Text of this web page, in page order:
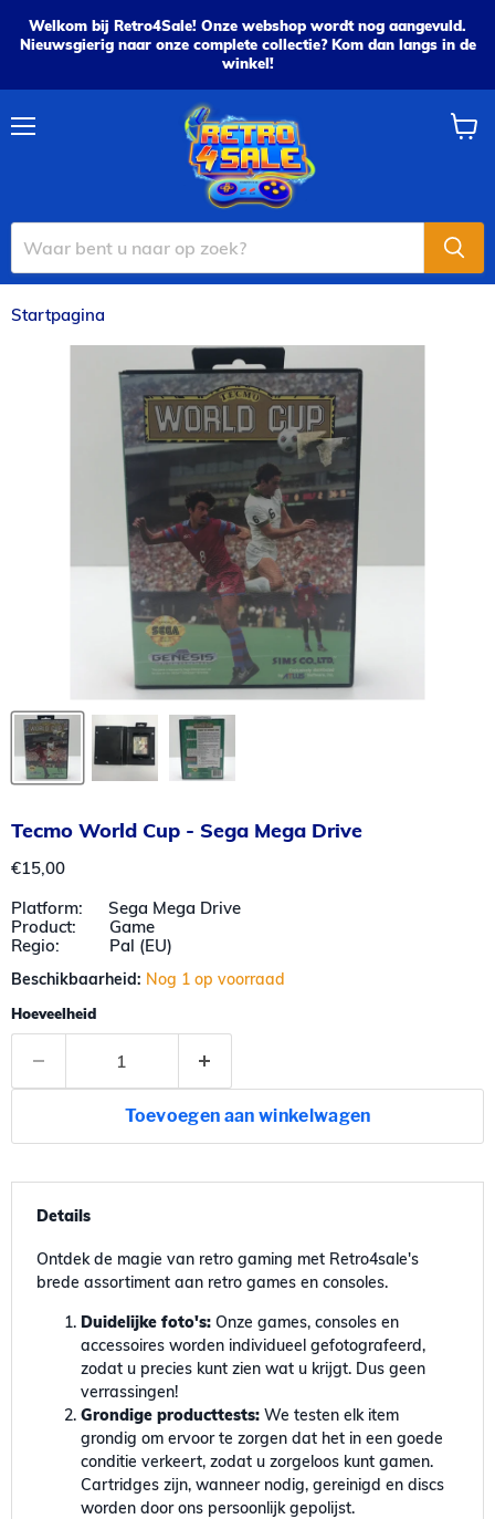
Welkom bij Retro4Sale! Onze webshop wordt nog aangevuld.
Nieuwsgierig naar onze complete collectie? Kom dan langs in de
winkel!
Startpagina
Tecmo World Cup - Sega Mega Drive
Huidige prijs
€15,00
Platform: Sega Mega Drive
Product: Game
Regio: Pal (EU)
Beschikbaarheid: Nog 1 op voorraad
Hoeveelheid
Toevoegen aan winkelwagen
Details
Ontdek de magie van retro gaming met Retro4sale's
brede assortiment aan retro games en consoles.
Duidelijke foto's:Onze games, consoles en
accessoires worden individueel gefotografeerd,
zodat u precies kunt zien wat u krijgt. Dus geen
verrassingen!
Grondige producttests:We testen elk item
grondig om ervoor te zorgen dat het in een goede
conditie verkeert, zodat u zorgeloos kunt gamen.
Cartridges zijn, wanneer nodig, gereinigd en discs
worden door ons persoonlijk gepolijst.